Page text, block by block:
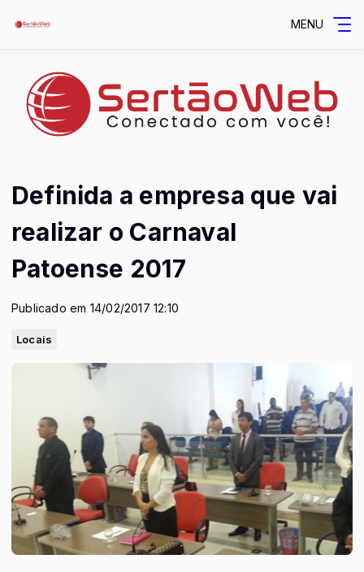
MENU
Definida a empresa que vai
realizar o Carnaval
Patoense 2017
Publicado em 14/02/2017 12:10
Locais